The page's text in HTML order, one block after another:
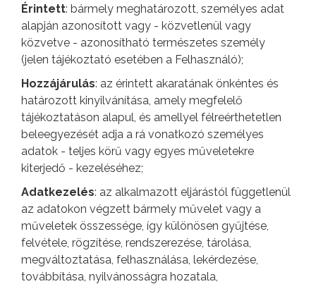
Érintett: bármely meghatározott, személyes adat
alapján azonosított vagy - közvetlenül vagy
közvetve - azonosítható természetes személy
(jelen tájékoztató esetében a Felhasználó);
Hozzájárulás: az érintett akaratának önkéntes és
határozott kinyilvánítása, amely megfelelő
tájékoztatáson alapul, és amellyel félreérthetetlen
beleegyezését adja a rá vonatkozó személyes
adatok - teljes körű vagy egyes műveletekre
kiterjedő - kezeléséhez;
Adatkezelés: az alkalmazott eljárástól függetlenül
az adatokon végzett bármely művelet vagy a
műveletek összessége, így különösen gyűjtése,
felvétele, rögzítése, rendszerezése, tárolása,
megváltoztatása, felhasználása, lekérdezése,
továbbítása, nyilvánosságra hozatala,